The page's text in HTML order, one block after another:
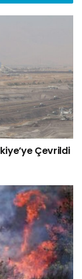
Çevrildi